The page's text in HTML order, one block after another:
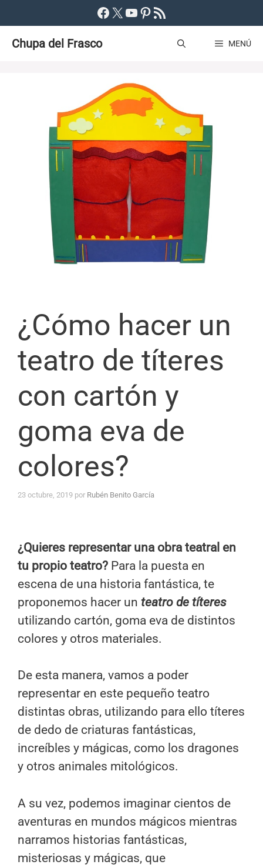
al
contenido
Facebook
X YouTube
Pinterest
Feed RSS
Chupa del Frasco MENÚ
¿Cómo hacer un
teatro de títeres
con cartón y
goma eva de
colores?
23 octubre, 2019 por Rubén Benito García
¿Quieres representar una obra teatral en
tu propio teatro? Para la puesta en
escena de una historia fantástica, te
proponemos hacer un teatro de títeres
utilizando cartón, goma eva de distintos
colores y otros materiales.
De esta manera, vamos a poder
representar en este pequeño teatro
distintas obras, utilizando para ello títeres
de dedo de criaturas fantásticas,
increíbles y mágicas, como los dragones
y otros animales mitológicos.
A su vez, podemos imaginar cientos de
aventuras en mundos mágicos mientras
narramos historias fantásticas,
misteriosas y mágicas, que